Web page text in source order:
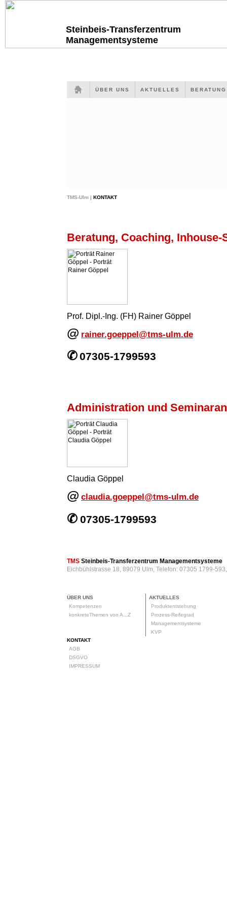
Steinbeis-Transferzentrum
Managementsysteme
ÜBER UNS AKTUELLES
TMS-Ulm | KONTAKT
Beratung, Coaching, Inhouse-
Prof. Dipl.-Ing. (FH) Rainer Göppel
@ rainer.goeppel@tms-ulm.de
✆07305-1799593
Administration und
Claudia Göppel
@ claudia.goeppel@tms-ulm.de
✆ 07305-1799593
TMS Steinbeis-Transferzentrum Managementsysteme
Eichbühlstrasse 18, 89079 Ulm, Telefon: 07305 1799-
ÜBER UNS
Kompetenzen
konkreteThemen von A...Z
AKTUELLES
Produktentstehung
Prozess-Reifegrad
Managementsysteme
KVP
KONTAKT
AGB
DSGVO
IMPRESSUM